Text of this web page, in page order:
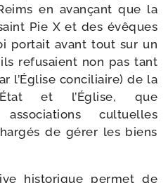
en avan­çant que la
Pie X et des évêques
por­tait avant tout sur un
refu­saient non pas tant
l’Église conci­liaire) de la
et l’Église, que
cultuelles
de gérer les biens
his­to­rique per­met de